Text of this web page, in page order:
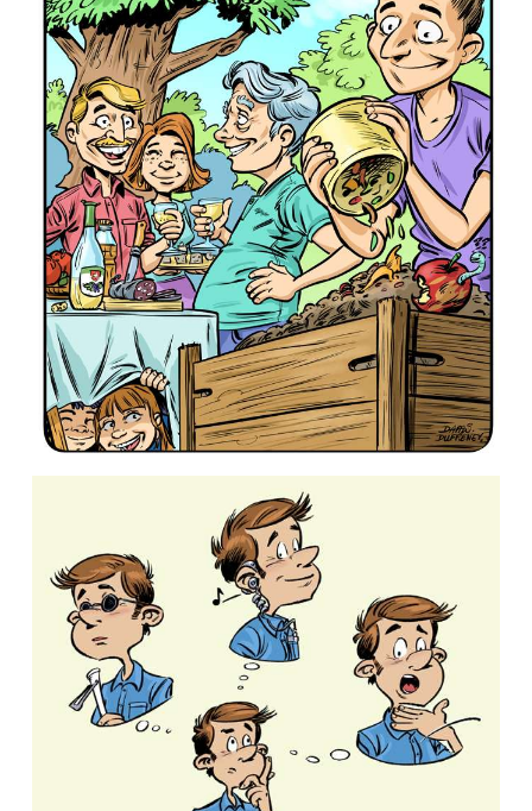
Association « La voie des adoptés ».